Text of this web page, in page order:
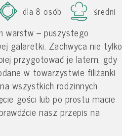
dla 8 osób średni
warstw – puszystego
galaretki. Zachwyca nie tylko
przygotować je latem, gdy
w towarzystwie filiżanki
wszystkich rodzinnych
gości lub po prostu macie
nasz przepis na